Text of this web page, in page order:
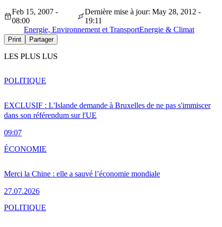
Feb 15, 2007 -
08:00
Dernière mise à jour: May 28, 2012 -
19:11
Energie, Environnement et TransportEnergie & Climat
Print Partager
LES PLUS LUS
EXCLUSIF : L'Islande demande à Bruxelles de ne pas s'immiscer
dans son référendum sur l'UE
09:07
POLITIQUE
Merci la Chine : elle a sauvé l’économie mondiale
27.07.2026
ÉCONOMIE
POLITIQUE